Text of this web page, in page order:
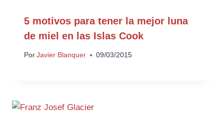
5 motivos para tener la mejor luna
de miel en las Islas Cook
Por Javier Blanquer 09/03/2015